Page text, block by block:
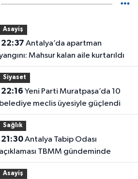
Asayiş
22:37
Mahsur kalan aile kurtarıldı
Siyaset
22:16
belediye meclis üyesiyle güçlendi
Sağlık
21:30Antalya Tabip Odası
açıklaması TBMM gündeminde
Asayiş